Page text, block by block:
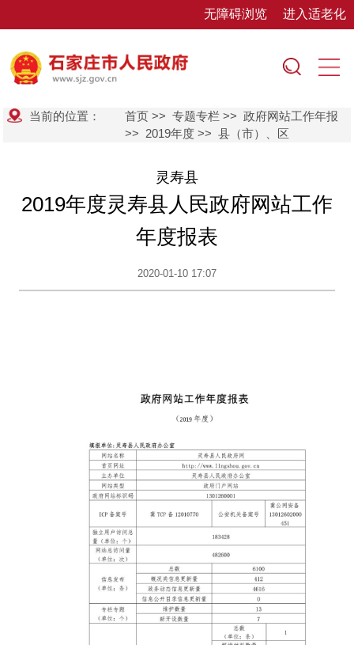
无障碍浏览 进入适老化
当前的位置： 首页 >>专题专栏 >>政府网站工作年报
>> 2019年度 >>县（市）、区
灵寿县
2019年度灵寿县人民政府网站工作
年度报表
2020-01-10 17:07